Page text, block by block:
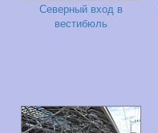
Северный вход в
вестибюль